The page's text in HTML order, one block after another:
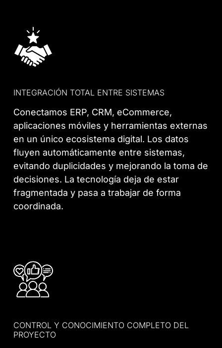
INTEGRACIÓN TOTAL ENTRE SISTEMAS
Conectamos ERP, CRM, eCommerce,
aplicaciones móviles y herramientas externas
en un único ecosistema digital. Los datos
fluyen automáticamente entre sistemas,
evitando duplicidades y mejorando la toma de
decisiones. La tecnología deja de estar
fragmentada y pasa a trabajar de forma
coordinada.
CONTROL Y CONOCIMIENTO COMPLETO DEL
PROYECTO​